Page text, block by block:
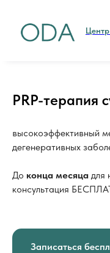
PRP-терапия
высокоэффективный
дегенеративных
До конца месяца для
консультация
Записаться